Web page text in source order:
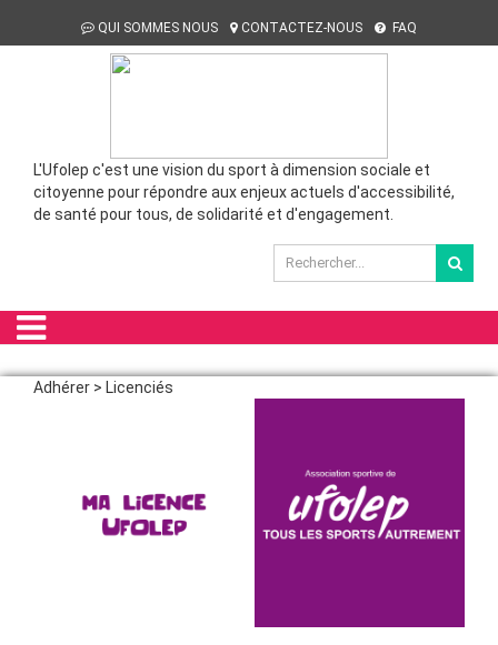
QUI SOMMES NOUS CONTACTEZ-NOUS FAQ
L'Ufolep c'est une vision du sport à dimension sociale et
citoyenne pour répondre aux enjeux actuels d'accessibilité,
de santé pour tous, de solidarité et d'engagement.
Adhérer > Licenciés